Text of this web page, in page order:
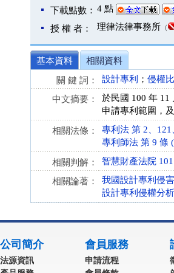
下載點數： 4 點
授 權 者： 理律法律事務所 （
基本資料
相關資料
關 鍵 詞：
設計專利 ； 侵權
中文摘要：
於民國 100 年 11
申請專利範圍，
相關法條：
專利法 第 2、
專利師法 第 9 條
相關判解： 智慧財產法院
相關論著：
我國設計專利侵
設計專利侵權分
公司簡介
法源資訊
會員服務
申請流程